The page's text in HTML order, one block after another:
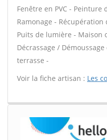
Fenêtre en PVC - Peinture
Ramonage - Récupération
Puits de lumière - Maison
Décrassage /
terrasse -
Voir la fiche artisan : Les